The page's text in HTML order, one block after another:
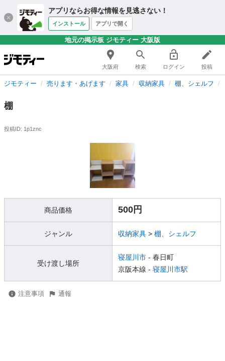
アプリならお得な情報を見逃さない！
インストール アプリで開く
地元の掲示板 ジモティー 大阪版
大阪府 検索 ログイン 投稿
ジモティー 売ります・あげます 家具 収納家具 棚、シェルフ
棚
投稿ID: 1p1znc
商品価格 500円
ジャンル 収納家具 > 棚、シェルフ
受け渡し場所
寝屋川市 - 春日町
京阪本線 - 寝屋川市駅
注意事項 通報